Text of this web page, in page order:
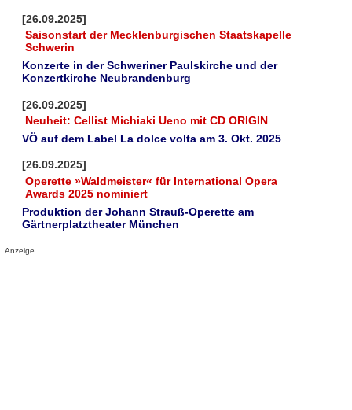
[26.09.2025]
Saisonstart der Mecklenburgischen Staatskapelle
Schwerin
Konzerte in der Schweriner Paulskirche und der
Konzertkirche Neubrandenburg
[26.09.2025]
Neuheit: Cellist Michiaki Ueno mit CD ORIGIN
VÖ auf dem Label La dolce volta am 3. Okt. 2025
[26.09.2025]
Operette »Waldmeister« für International Opera
Awards 2025 nominiert
Produktion der Johann Strauß-Operette am
Gärtnerplatztheater München
Anzeige